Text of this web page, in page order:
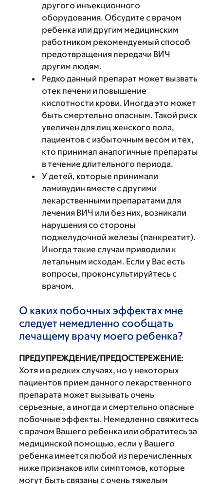
другого инъекционного
оборудования. Обсудите с врачом
ребенка или другим медицинским
работником рекомендуемый способ
предотвращения передачи ВИЧ
другим людям.
Редко данный препарат может вызвать
отек печени и повышение
кислотности крови. Иногда это может
быть смертельно опасным. Такой риск
увеличен для лиц женского пола,
пациентов с избыточным весом и тех,
кто принимал аналогичные препараты
в течение длительного периода.
У детей, которые принимали
ламивудин вместе с другими
лекарственными препаратами для
лечения ВИЧ или без них, возникали
нарушения со стороны
поджелудочной железы (панкреатит).
Иногда такие случаи приводили к
летальным исходам. Если у Вас есть
вопросы, проконсультируйтесь с
врачом.
О каких побочных эффектах мне
следует немедленно сообщать
лечащему врачу моего ребенка?
ПРЕДУПРЕЖДЕНИЕ/ПРЕДОСТЕРЕЖЕНИЕ:
Хотя и в редких случаях, но у некоторых
пациентов прием данного лекарственного
препарата может вызывать очень
серьезные, а иногда и смертельно опасные
побочные эффекты. Немедленно свяжитесь
с врачом Вашего ребенка или обратитесь за
медицинской помощью, если у Вашего
ребенка имеется любой из перечисленных
ниже признаков или симптомов, которые
могут быть связаны с очень тяжелым